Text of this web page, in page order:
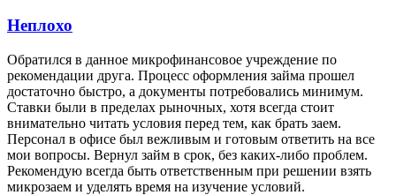
Неплохо
Обратился в данное микрофинансовое учреждение по
рекомендации друга. Процесс оформления займа прошел
достаточно быстро, а документы потребовались минимум.
Ставки были в пределах рыночных, хотя всегда стоит
внимательно читать условия перед тем, как брать заем.
Персонал в офисе был вежливым и готовым ответить на все
мои вопросы. Вернул займ в срок, без каких-либо проблем.
Рекомендую всегда быть ответственным при решении взять
микрозаем и уделять время на изучение условий.